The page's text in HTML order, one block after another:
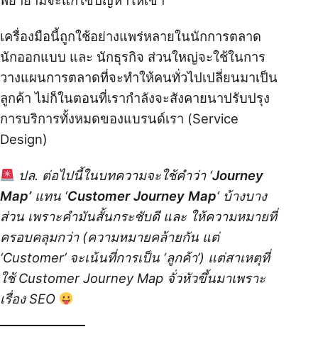
เครื่องมือนี้ถูกใช้อย่างแพร่หลายในนักการตลาด
นักออกแบบ และ นักธุรกิจ ส่วนใหญ่จะใช้ในการ
วางแผนการตลาดที่จะทำให้คนทั่วไปเปลี่ยนมาเป็น
ลูกค้า ไม่ก็ในตอนที่เรากำลังจะสังคายนาปรับปรุง
การบริการทั้งหมดของแบรนด์เรา (Service
Design)
ปล. ต่อไปนี้ในบทความจะใช้คำว่า ‘Journey
Map’แทน ‘Customer Journey Map‘ บ้างบาง
ส่วน เพราะคำมันสั้นกระชับดี และ ให้ความหมายที่
ครอบคลุมกว่า (ความหมายคล้ายกัน แต่
‘Customer’ จะเน้นที่การเป็น ‘ลูกค้า’) แต่สาเหตุที่
ใช้ Customer Journey Map จั่วหัวขึ้นมาเพราะ
เรื่อง SEO